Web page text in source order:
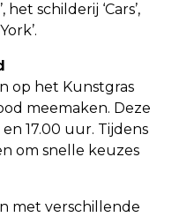
schilderij ‘Cars’,
op het Kunstgras
meemaken. Deze
17.00 uur. Tijdens
om snelle keuzes
met verschillende